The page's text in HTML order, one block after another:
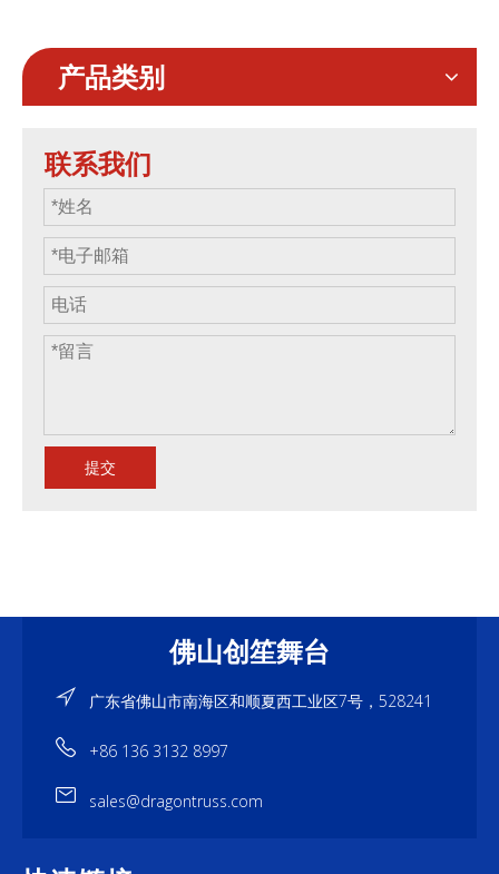
产品类别
联系我们
提交
佛山创笙舞台
广东省佛山市南海区和顺夏西工业区7号，528241
+86 136 3132 8997
sales@dragontruss.com